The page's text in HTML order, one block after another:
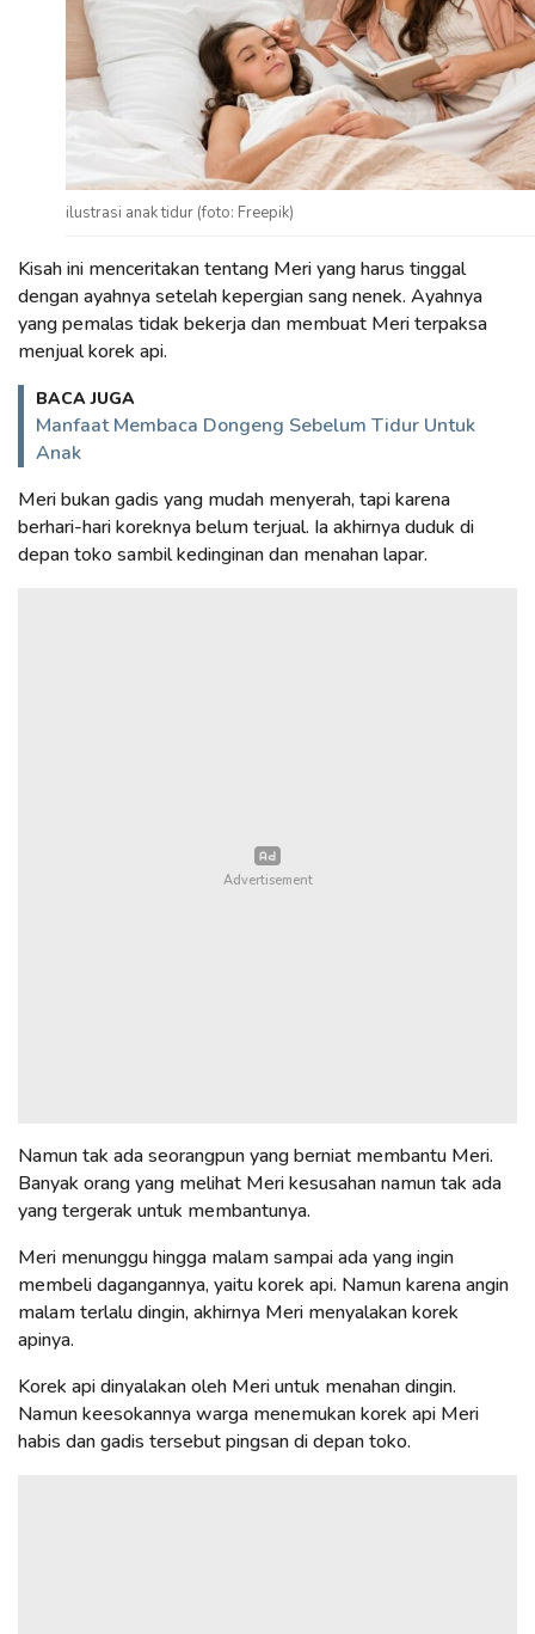
ilustrasi anak tidur (foto: Freepik)
Kisah ini menceritakan tentang Meri yang harus tinggal
dengan ayahnya setelah kepergian sang nenek. Ayahnya
yang pemalas tidak bekerja dan membuat Meri terpaksa
menjual korek api.
BACA JUGA
Manfaat Membaca Dongeng Sebelum Tidur Untuk
Anak
Meri bukan gadis yang mudah menyerah, tapi karena
berhari-hari koreknya belum terjual. Ia akhirnya duduk di
depan toko sambil kedinginan dan menahan lapar.
Namun tak ada seorangpun yang berniat membantu Meri.
Banyak orang yang melihat Meri kesusahan namun tak ada
yang tergerak untuk membantunya.
Meri menunggu hingga malam sampai ada yang ingin
membeli dagangannya, yaitu korek api. Namun karena angin
malam terlalu dingin, akhirnya Meri menyalakan korek
apinya.
Korek api dinyalakan oleh Meri untuk menahan dingin.
Namun keesokannya warga menemukan korek api Meri
habis dan gadis tersebut pingsan di depan toko.